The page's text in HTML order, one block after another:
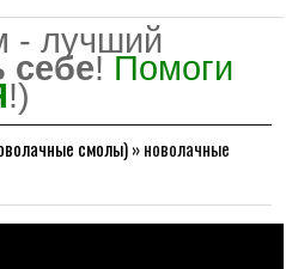
- лучший
себе! Помоги
!)
смолы)»новолачные